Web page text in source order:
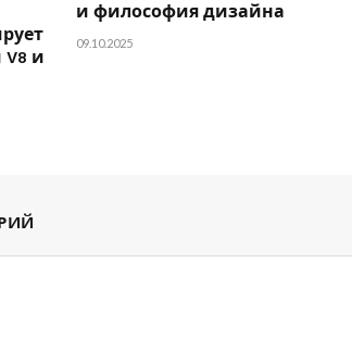
и
и философия дизайна
09.10.2025